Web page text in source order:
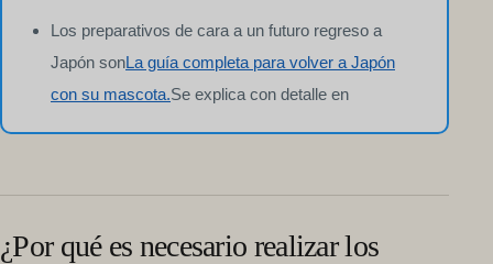
Los preparativos de cara a un futuro regreso a
Japón sonLa guía completa para volver a Japón
con su mascota.Se explica con detalle en
¿Por qué es necesario realizar los